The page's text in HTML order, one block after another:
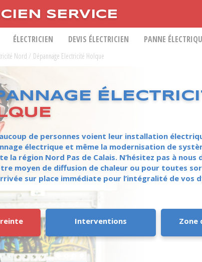
SERVICE
ÉLECTRICIEN DEVIS ÉLECTRICIEN PANNE
Nord / Dépannage Electricité Holque
de personnes voient leur installation
électrique et même la modernisation de
la région Nord Pas de Calais. N’hésitez pas à
moyen de diffusion de chaleur ou pour toutes
sur place immédiate pour l’intégralité de vos
Interventions Zone